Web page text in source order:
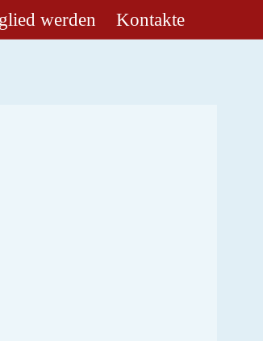
werden Kontakte